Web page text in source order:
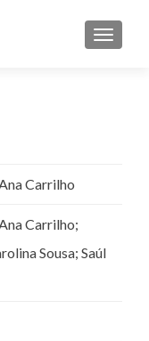
Carrilho
Carrilho;
Sousa; Saúl